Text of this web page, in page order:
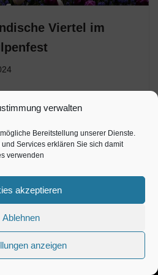
verwalten
Bereitstellung unserer Dienste.
Services erklären Sie sich damit
verwenden
akzeptieren
Ablehnen
anzeigen
Viertel im
das 22. Tulpenfest begangen.
rund 20.000 Besucher den